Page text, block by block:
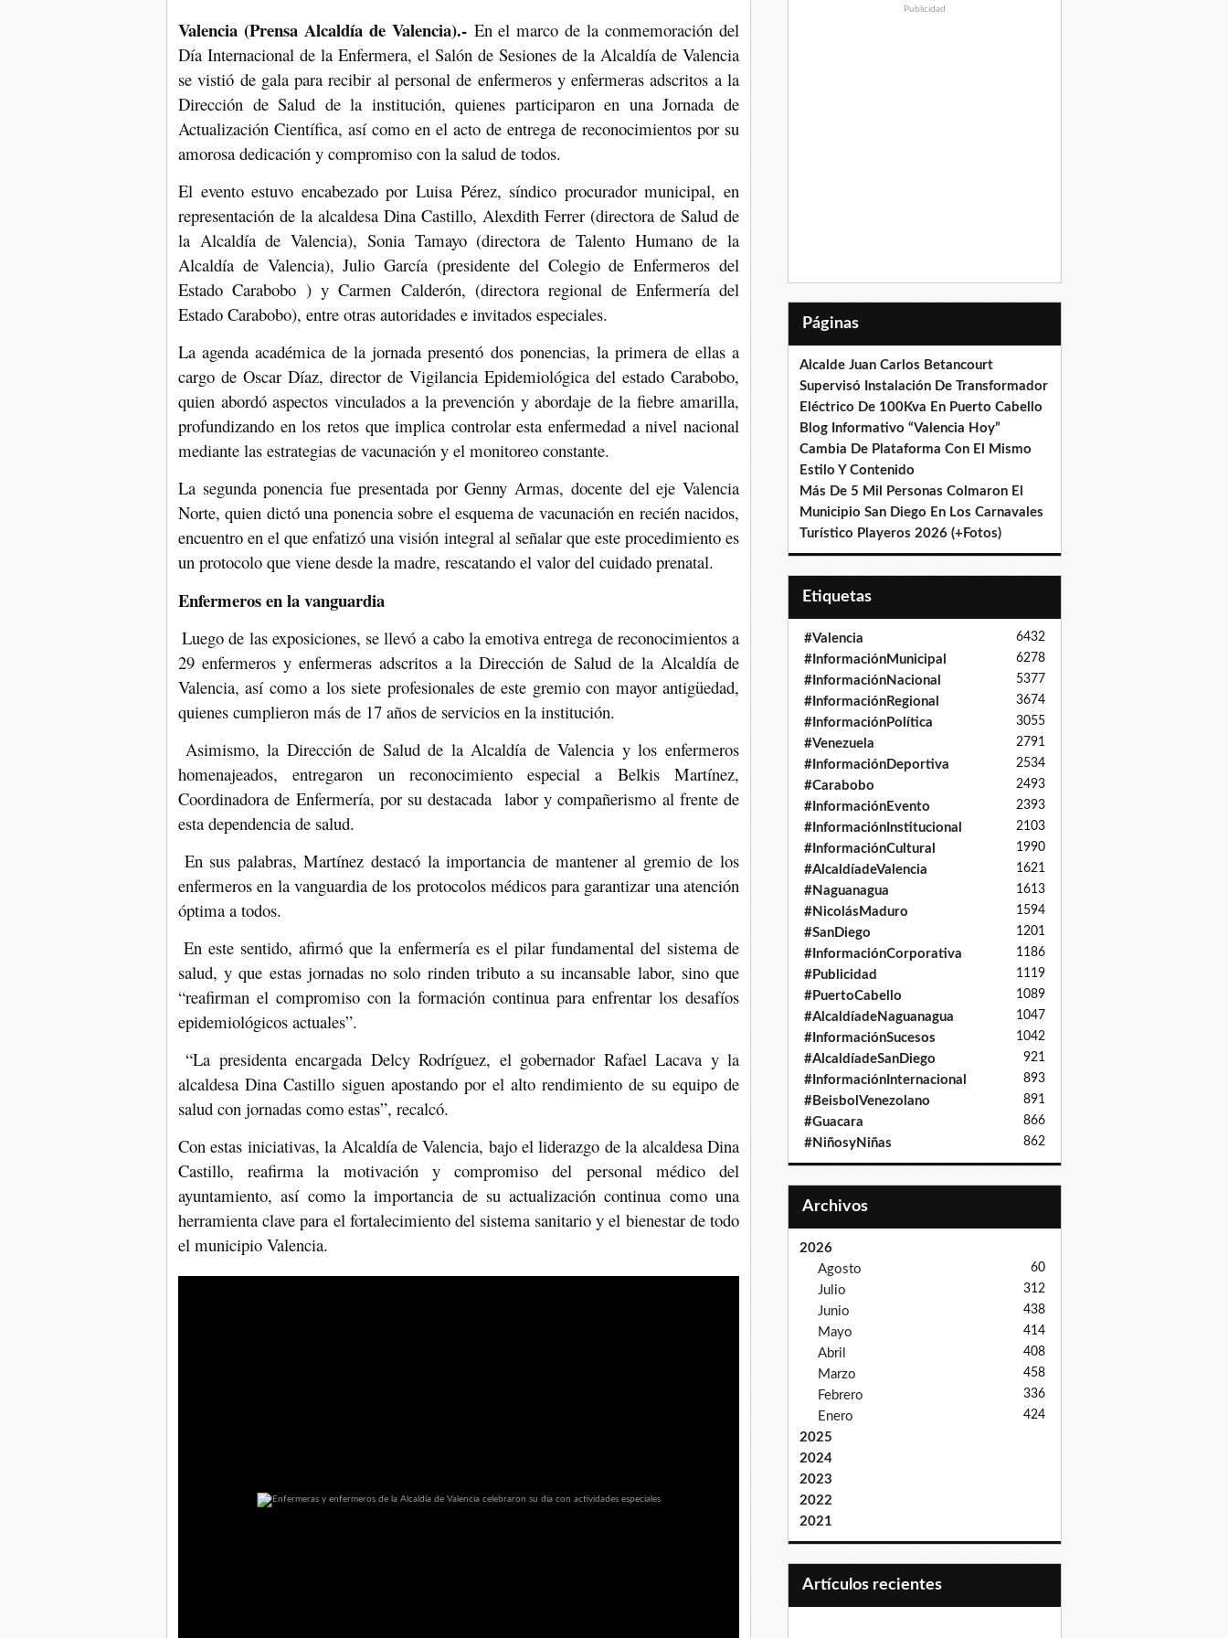
Valencia (Prensa Alcaldía de Valencia).-En el marco de la conmemoración del
Día Internacional de la Enfermera, el Salón de Sesiones de la Alcaldía de Valencia
se vistió de gala para recibir al personal de enfermeros y enfermeras adscritos a la
Dirección de Salud de la institución, quienes participaron en una Jornada de
Actualización Científica, así como en el acto de entrega de reconocimientos por su
amorosa dedicación y compromiso con la salud de todos.
El evento estuvo encabezado por Luisa Pérez, síndico procurador municipal, en
representación de la alcaldesa Dina Castillo, Alexdith Ferrer (directora de Salud de
la Alcaldía de Valencia), Sonia Tamayo (directora de Talento Humano de la
Alcaldía de Valencia), Julio García (presidente del Colegio de Enfermeros del
Estado Carabobo ) y Carmen Calderón, (directora regional de Enfermería del
Estado Carabobo), entre otras autoridades e invitados especiales.
La agenda académica de la jornada presentó dos ponencias, la primera de ellas a
cargo de Oscar Díaz, director de Vigilancia Epidemiológica del estado Carabobo,
quien abordó aspectos vinculados a la prevención y abordaje de la fiebre amarilla,
profundizando en los retos que implica controlar esta enfermedad a nivel nacional
mediante las estrategias de vacunación y el monitoreo constante.
La segunda ponencia fue presentada por Genny Armas, docente del eje Valencia
Norte, quien dictó una ponencia sobre el esquema de vacunación en recién nacidos,
encuentro en el que enfatizó una visión integral al señalar que este procedimiento es
un protocolo que viene desde la madre, rescatando el valor del cuidado prenatal.
Enfermeros en la vanguardia
Luego de las exposiciones, se llevó a cabo la emotiva entrega de reconocimientos a
29 enfermeros y enfermeras adscritos a la Dirección de Salud de la Alcaldía de
Valencia, así como a los siete profesionales de este gremio con mayor antigüedad,
quienes cumplieron más de 17 años de servicios en la institución.
Asimismo, la Dirección de Salud de la Alcaldía de Valencia y los enfermeros
homenajeados, entregaron un reconocimiento especial a Belkis Martínez,
Coordinadora de Enfermería, por su destacada labor y compañerismo al frente de
esta dependencia de salud.
En sus palabras, Martínez destacó la importancia de mantener al gremio de los
enfermeros en la vanguardia de los protocolos médicos para garantizar una atención
óptima a todos.
En este sentido, afirmó que la enfermería es el pilar fundamental del sistema de
salud, y que estas jornadas no solo rinden tributo a su incansable labor, sino que
“reafirman el compromiso con la formación continua para enfrentar los desafíos
epidemiológicos actuales”.
“La presidenta encargada Delcy Rodríguez, el gobernador Rafael Lacava y la
alcaldesa Dina Castillo siguen apostando por el alto rendimiento de su equipo de
salud con jornadas como estas”, recalcó.
Con estas iniciativas, la Alcaldía de Valencia, bajo el liderazgo de la alcaldesa Dina
Castillo, reafirma la motivación y compromiso del personal médico del
ayuntamiento, así como la importancia de su actualización continua como una
herramienta clave para el fortalecimiento del sistema sanitario y el bienestar de todo
el municipio Valencia.
Publicidad
Páginas
Alcalde Juan Carlos Betancourt
Supervisó Instalación De Transformador
Eléctrico De 100Kva En Puerto Cabello
Blog Informativo “Valencia Hoy”
Cambia De Plataforma Con El Mismo
Estilo Y Contenido
Más De 5 Mil Personas Colmaron El
Municipio San Diego En Los Carnavales
Turístico Playeros 2026 (+Fotos)
Etiquetas
#Valencia 6432
#InformaciónMunicipal 6278
#InformaciónNacional 5377
#InformaciónRegional 3674
#InformaciónPolítica 3055
#Venezuela 2791
#InformaciónDeportiva 2534
#Carabobo 2493
#InformaciónEvento 2393
#InformaciónInstitucional 2103
#InformaciónCultural 1990
#AlcaldíadeValencia 1621
#Naguanagua 1613
#NicolásMaduro 1594
#SanDiego 1201
#InformaciónCorporativa 1186
#Publicidad 1119
#PuertoCabello 1089
#AlcaldíadeNaguanagua 1047
#InformaciónSucesos 1042
#AlcaldíadeSanDiego 921
#InformaciónInternacional 893
#BeisbolVenezolano 891
#Guacara 866
#NiñosyNiñas 862
Archivos
2026
Agosto
60
Julio 312
Junio 438
Mayo 414
Abril 408
Marzo 458
Febrero 336
Enero 424
2025
2024
2023
2022
2021
Artículos recientes